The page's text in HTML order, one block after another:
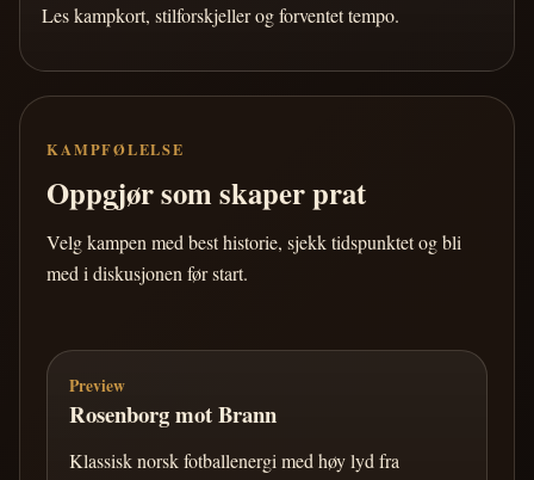
Les kampkort, stilforskjeller og forventet tempo.
KAMPFØLELSE
Oppgjør som skaper prat
Velg kampen med best historie, sjekk tidspunktet og bli
med i diskusjonen før start.
Preview
Rosenborg mot Brann
Klassisk norsk fotballenergi med høy lyd fra